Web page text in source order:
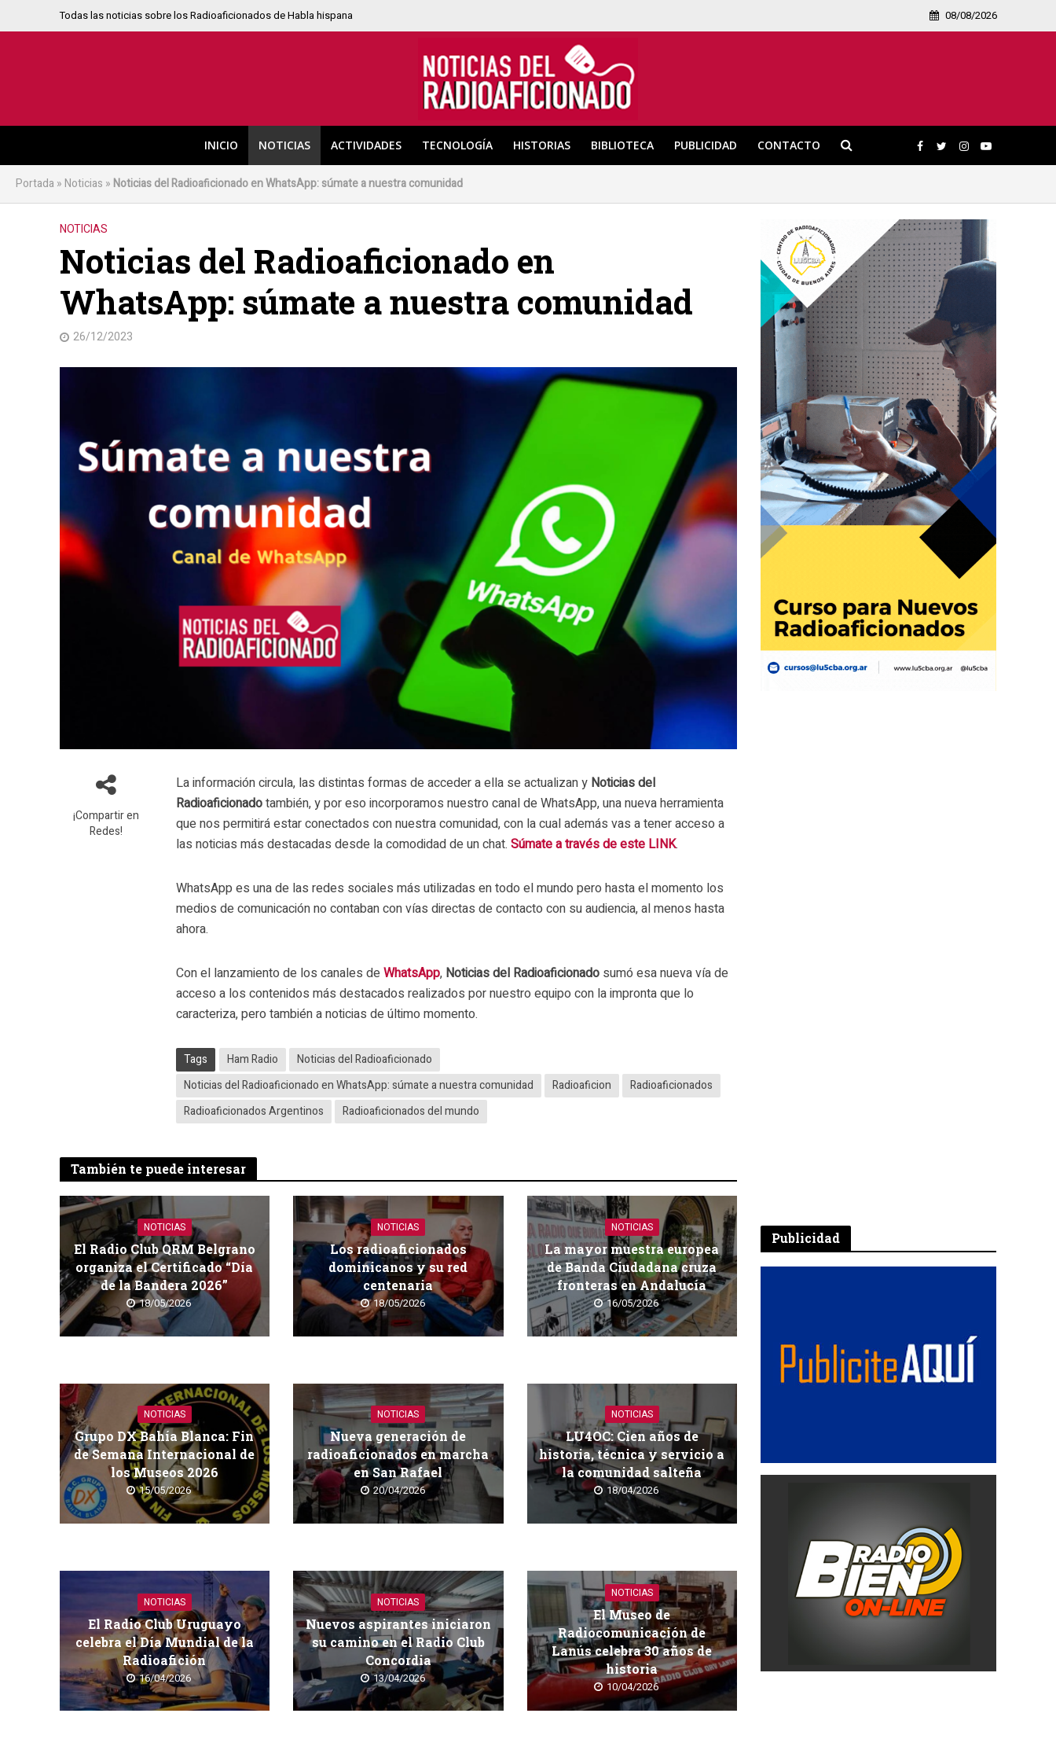
Todas las noticias sobre los Radioaficionados de Habla hispana 08/08/2026
INICIO NOTICIAS ACTIVIDADES TECNOLOGÍA HISTORIAS BIBLIOTECA PUBLICIDAD CONTACTO
Portada » Noticias » Noticias del Radioaficionado en WhatsApp: súmate a nuestra comunidad
NOTICIAS
Noticias del Radioaficionado en
WhatsApp: súmate a nuestra comunidad
26/12/2023
¡Compartir en
Redes!
La información circula, las distintas formas de acceder a ella se actualizan y Noticias del
Radioaficionadotambién, y por eso incorporamos nuestro canal de WhatsApp, una nueva herramienta
que nos permitirá estar conectados con nuestra comunidad, con la cual además vas a tener acceso a
las noticias más destacadas desde la comodidad de un chat.Súmate a través de este LINK.
WhatsApp es una de las redes sociales más utilizadas en todo el mundo pero hasta el momento los
medios de comunicación no contaban con vías directas de contacto con su audiencia, al menos hasta
ahora.
Con el lanzamiento de los canales deWhatsApp, Noticias del Radioaficionado sumó esa nueva vía de
acceso a los contenidos más destacados realizados por nuestro equipo con la impronta que lo
caracteriza, pero también a noticias de último momento.
Tags Ham Radio
Noticias del Radioaficionado
Noticias del Radioaficionado en WhatsApp: súmate a nuestra comunidad
Radioaficion
Radioaficionados
Radioaficionados Argentinos
Radioaficionados del mundo
También te puede interesar
NOTICIAS
El Radio Club QRM Belgrano
organiza el Certificado “Día
de la Bandera 2026”
18/05/2026
NOTICIAS
Los radioaficionados
dominicanos y su red
centenaria
18/05/2026
NOTICIAS
La mayor muestra europea
de Banda Ciudadana cruza
fronteras en Andalucía
16/05/2026
NOTICIAS
Grupo DX Bahía Blanca: Fin
de Semana Internacional de
los Museos 2026
15/05/2026
NOTICIAS
Nueva generación de
radioaficionados en marcha
en San Rafael
20/04/2026
NOTICIAS
LU4OC: Cien años de
historia, técnica y servicio a
la comunidad salteña
18/04/2026
NOTICIAS
El Radio Club Uruguayo
celebra el Día Mundial de la
Radioafición
16/04/2026
NOTICIAS
Nuevos aspirantes iniciaron
su camino en el Radio Club
Concordia
13/04/2026
NOTICIAS
El Museo de
Radiocomunicación de
Lanús celebra 30 años de
historia
10/04/2026
Publicidad